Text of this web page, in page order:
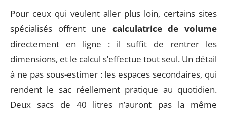
Pour ceux qui veulent aller plus loin, certains sites
spécialisés offrent une calculatrice de volume
directement en ligne : il suffit de rentrer les
dimensions, et le calcul s’effectue tout seul. Un détail
à ne pas sous-estimer : les espaces secondaires, qui
rendent le sac réellement pratique au quotidien.
Deux sacs de 40 litres n’auront pas la même